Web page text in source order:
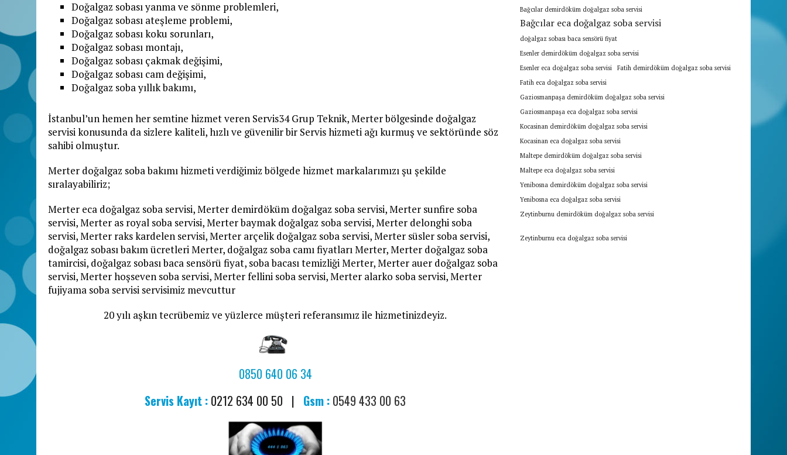
Doğalgaz sobası yanma ve sönme problemleri,
Doğalgaz sobası ateşleme problemi,
Doğalgaz sobası koku sorunları,
Doğalgaz sobası montajı,
Doğalgaz sobası çakmak değişimi,
Doğalgaz sobası cam değişimi,
Doğalgaz soba yıllık bakımı,
İstanbul’un hemen her semtine hizmet veren Servis34 Grup Teknik, Merter bölgesinde doğalgaz
servisi konusunda da sizlere kaliteli, hızlı ve güvenilir bir Servis hizmeti ağı kurmuş ve sektöründe söz
sahibi olmuştur.
Merter doğalgaz soba bakımı hizmeti verdiğimiz bölgede hizmet markalarımızı şu şekilde
sıralayabiliriz;
Merter eca doğalgaz soba servisi, Merter demirdöküm doğalgaz soba servisi, Merter sunfire soba
servisi, Merter as royal soba servisi, Merter baymak doğalgaz soba servisi, Merter delonghi soba
servisi, Merter raks kardelen servisi, Merter arçelik doğalgaz soba servisi, Merter süsler soba servisi,
doğalgaz sobası bakım ücretleri Merter, doğalgaz soba camı fiyatları Merter, Merter doğalgaz soba
tamircisi, doğalgaz sobası baca sensörü fiyat, soba bacası temizliği Merter, Merter auer doğalgaz soba
servisi, Merter hoşseven soba servisi, Merter fellini soba servisi, Merter alarko soba servisi, Merter
fujiyama soba servisi servisimiz mevcuttur
20 yılı aşkın tecrübemiz ve yüzlerce müşteri referansımız ile hizmetinizdeyiz.
0850 640 06 34
Servis Kayıt : 0212 634 00 50 | Gsm : 0549 433 00 63
Bağcılar demirdöküm doğalgaz soba servisi
Bağcılar eca doğalgaz soba servisi
doğalgaz sobası baca sensörü fiyat
Esenler demirdöküm doğalgaz soba servisi
Esenler eca doğalgaz soba servisi
Fatih demirdöküm doğalgaz soba servisi
Fatih eca doğalgaz soba servisi
Gaziosmanpaşa demirdöküm doğalgaz soba servisi
Gaziosmanpaşa eca doğalgaz soba servisi
Kocasinan demirdöküm doğalgaz soba servisi
Kocasinan eca doğalgaz soba servisi
Maltepe demirdöküm doğalgaz soba servisi
Maltepe eca doğalgaz soba servisi
Yenibosna demirdöküm doğalgaz soba servisi
Yenibosna eca doğalgaz soba servisi
Zeytinburnu demirdöküm doğalgaz soba servisi
Zeytinburnu eca doğalgaz soba servisi